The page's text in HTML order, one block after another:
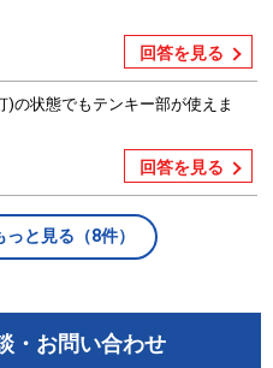
回答を見る
)の状態でもテンキー部が使えま
回答を見る
と見る（8件）
・お問い合わせ